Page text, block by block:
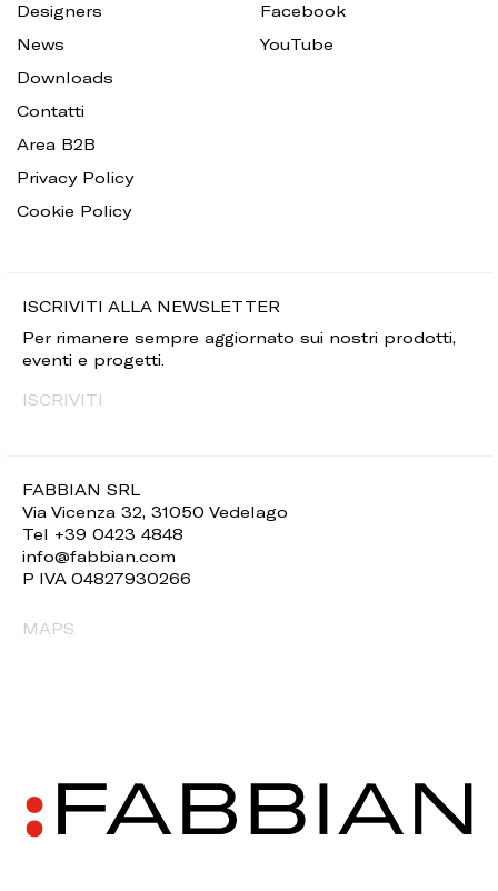
FABBIAN SRL
Via Vicenza 32, 31050 Vedelago
Tel +39 0423 4848
info@fabbian.com
P IVA 04827930266
MAPS
Designers
News
Downloads
Contatti
Area B2B
Privacy Policy
Cookie Policy
Facebook
YouTube
ISCRIVITI ALLA NEWSLETTER
Per rimanere sempre aggiornato sui nostri prodotti,
eventi e progetti.
ISCRIVITI